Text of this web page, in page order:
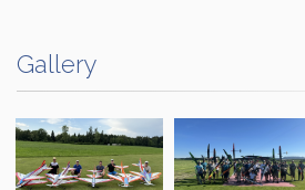
Gallery